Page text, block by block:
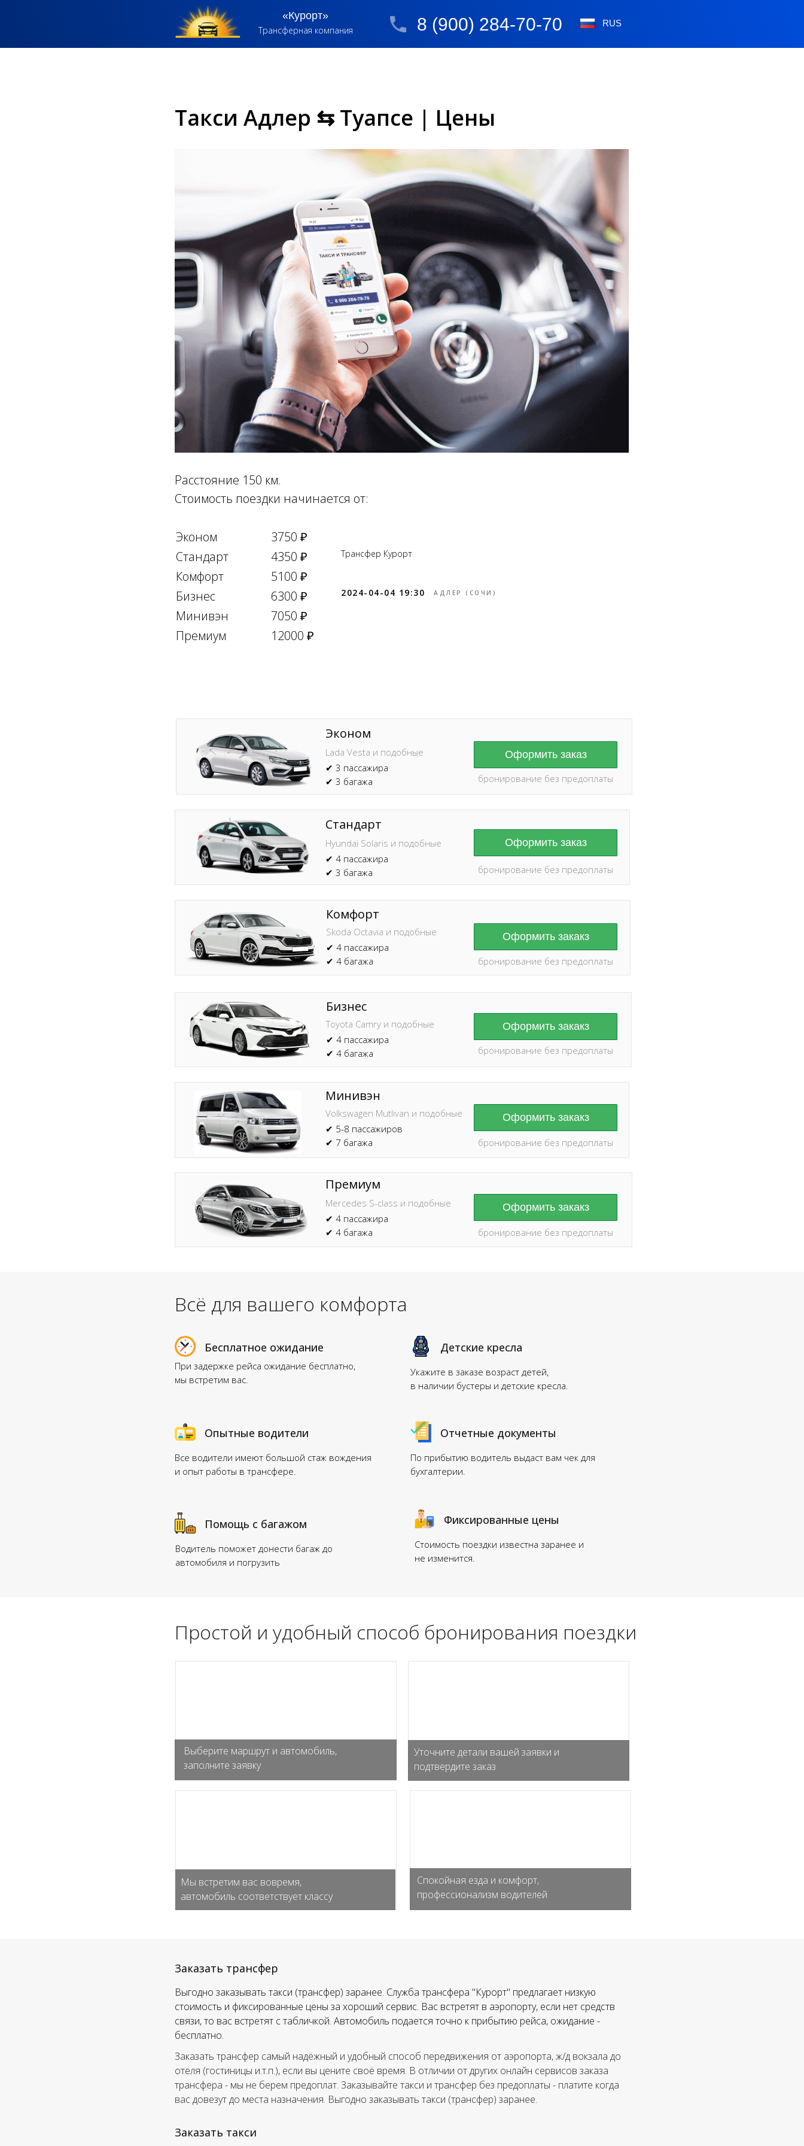
8 (900) 284-70-70
«Курорт»
Трансферная компания
RUS
Такси Адлер ⇆ Туапсе | Цены
Расстояние 150 км.
Стоимость поездки начинается от:
Эконом
3750 ₽
Стандарт
4350 ₽
Комфорт
5100 ₽
Бизнес
6300 ₽
Минивэн
7050 ₽
Премиум
12000 ₽
Трансфер Курорт
2024-04-04 19:30 АДЛЕР (СОЧИ)
Оформить заказ
Стандарт
Hyundai Solaris и подобные
✔ 4 пассажира
✔ 3 багажа
Бизнес
Toyota Camry и подобные
✔ 4 пассажира
✔ 4 багажа
Минивэн
Volkswagen Mutlivan и подобные
✔ 5-8 пассажиров
✔ 7 багажа
Премиум
Mercedes S-class и подобные
✔ 4 пассажира
✔ 4 багажа
Оформить закакз
Оформить закакз
Оформить закакз
бронирование без предоплаты
бронирование без предоплаты
Оформить заказ
Эконом
Lada Vesta и подобные
✔ 3 пассажира
✔ 3 багажа
Комфорт
Skoda Octavia и подобные
✔ 4 пассажира
✔ 4 багажа
Оформить закакз
бронирование без предоплаты
бронирование без предоплаты
бронирование без предоплаты
бронирование без предоплаты
При задержке рейса ожидание бесплатно,
мы встретим вас.
Укажите в заказе возраст детей,
в наличии бустеры и детские кресла.
Водитель поможет донести багаж до
автомобиля и погрузить
Бесплатное ожидание Детские кресла
Помощь с багажом
Все водители имеют большой стаж вождения
и опыт работы в трансфере.
По прибытию водитель выдаст вам чек для
бухгалтерии.
Стоимость поездки известна заранее и
не изменится.
Опытные водители Отчетные документы
Фиксированные цены
Всё для вашего комфорта
Простой и удобный способ бронирования поездки
Выберите маршрут и автомобиль,
заполните заявку
Уточните детали вашей заявки и
подтвердите заказ
Мы встретим вас вовремя,
автомобиль соответствует классу
Спокойная езда и комфорт,
профессионализм водителей
Заказать трансфер самый надёжный и удобный способ передвижения от аэропорта, ж/д вокзала до
отеля (гостиницы и.т.п.), если вы цените своё время. В отличии от других онлайн сервисов заказа
трансфера - мы не берем предоплат. Заказывайте такси и трансфер без предоплаты - платите когда
вас довезут до места назначения. Выгодно заказывать такси (трансфер) заранее.
Заказать трансфер
Выгодно заказывать такси (трансфер) заранее. Служба трансфера "Курорт" предлагает низкую
стоимость и фиксированные цены за хороший сервис. Вас встретят в аэропорту, если нет средств
связи, то вас встретят с табличкой. Автомобиль подается точно к прибытию рейса, ожидание -
бесплатно.
Заказать такси